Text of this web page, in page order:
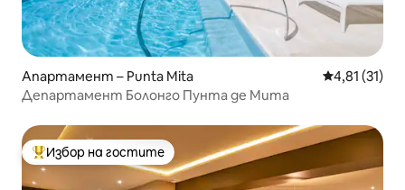
Апартамент – Punta Mita Средна
4,81 (31)
Департамент Болонго Пунта де Мита
Най-популярен избор на гостите
Избор на гостите